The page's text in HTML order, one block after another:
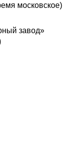
московское)
завод»